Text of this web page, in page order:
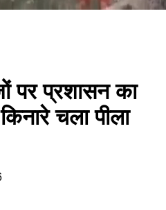
पर प्रशासन का
चला पीला